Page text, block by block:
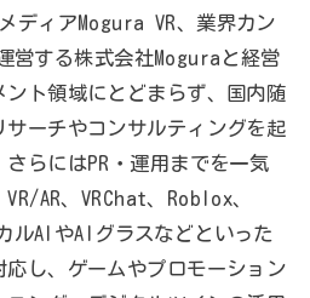
ディアMogura VR、業界カン
営する株式会社Moguraと経営
ト領域にとどまらず、国内随
サーチやコンサルティングを起
らにはPR・運用までを一気
AR、VRChat、Roblox、
ルAIやAIグラスなどといった
応し、ゲームやプロモーション